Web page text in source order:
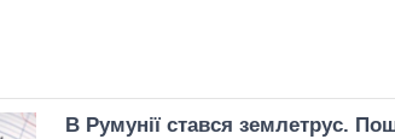
В Румунії стався землетрус.